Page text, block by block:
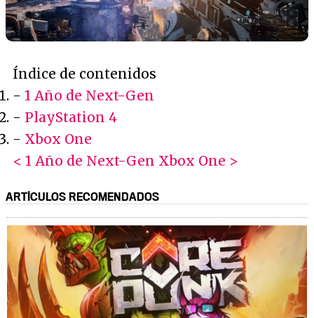
Índice de contenidos
- 1 Año de Next-Gen
- PlayStation 4
- Xbox One
< 1 Año de Next-Gen Xbox One >
ARTÍCULOS RECOMENDADOS